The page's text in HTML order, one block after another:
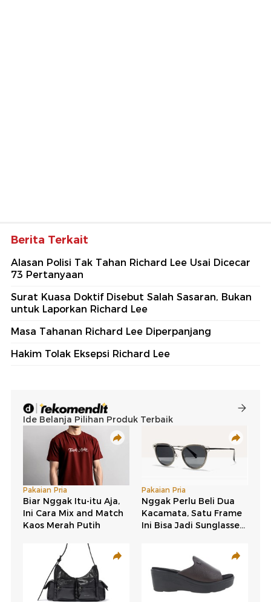
Berita Terkait
Alasan Polisi Tak Tahan Richard Lee Usai Dicecar
73 Pertanyaan
Surat Kuasa Doktif Disebut Salah Sasaran, Bukan
untuk Laporkan Richard Lee
Masa Tahanan Richard Lee Diperpanjang
Hakim Tolak Eksepsi Richard Lee